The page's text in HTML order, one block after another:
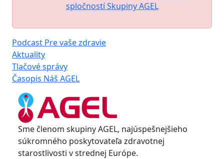
spločností Skupiny AGEL
Podcast Pre vaše zdravie
Aktuality
Tlačové správy
Časopis Náš AGEL
Sme členom skupiny AGEL, najúspešnejšieho
súkromného poskytovateľa zdravotnej
starostlivosti v strednej Európe.